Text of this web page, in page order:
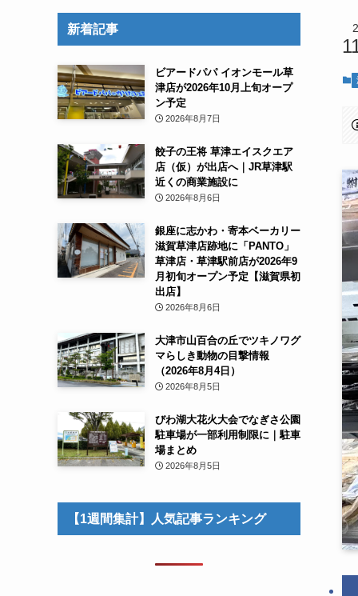
新着記事
ビアードパパ イオンモール草
津店が2026年10月上旬オープ
ン予定
2026年8月7日
餃子の王将 草津エイスクエア
店（仮）が出店へ｜JR草津駅
近くの商業施設に
2026年8月6日
銀座に志かわ・寄本ベーカリー
滋賀草津店跡地に「PANTO」
草津店・草津駅前店が2026年9
月初旬オープン予定【滋賀県初
出店】
2026年8月6日
大津市山百合の丘でツキノワグ
マらしき動物の目撃情報
（2026年8月4日）
2026年8月5日
びわ湖大花火大会でなぎさ公園
駐車場が一部利用制限に｜駐車
場まとめ
2026年8月5日
【1週間集計】人気記事ランキング